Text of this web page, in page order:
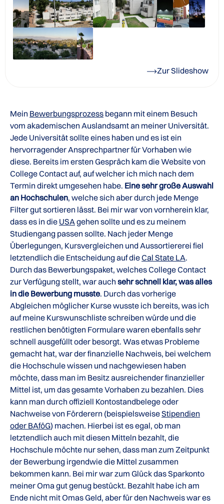
Zur Slideshow
Mein Bewerbungsprozess begann mit einem Besuch
vom akademischen Auslandsamt an meiner Universität.
Jede Universität sollte eines haben und es ist ein
hervorragender Ansprechpartner für Vorhaben wie
diese. Bereits im ersten Gespräch kam die Website von
College Contact auf, auf welcher ich mich nach dem
Termin direkt umgesehen habe. Eine sehr große Auswahl
an Hochschulen, welche sich aber durch jede Menge
Filter gut sortieren lässt. Bei mir war von vornherein klar,
dass es in die USAgehen sollte und es zu meinem
Studiengang passen sollte. Nach jeder Menge
Überlegungen, Kursvergleichen und Aussortiererei fiel
letztendlich die Entscheidung auf dieCal State LA.
Durch das Bewerbungspaket, welches College Contact
zur Verfügung stellt, war auch sehr schnell klar, was alles
in die Bewerbung musste. Durch das vorherige
Abgleichen möglicher Kurse wusste ich bereits, was ich
auf meine Kurswunschliste schreiben würde und die
restlichen benötigten Formulare waren ebenfalls sehr
schnell ausgefüllt oder besorgt. Was etwas Probleme
gemacht hat, war der finanzielle Nachweis, bei welchem
die Hochschule wissen und nachgewiesen haben
möchte, dass man im Besitz ausreichender finanzieller
Mittel ist, um das gesamte Vorhaben zu bezahlen. Dies
kann man durch offiziell Kontostandbelege oder
Nachweise von Förderern (beispielsweiseStipendien
oder BAföG) machen. Hierbei ist es egal, ob man
letztendlich auch mit diesen Mitteln bezahlt, die
Hochschule möchte nur sehen, dass man zum Zeitpunkt
der Bewerbung irgendwie die Mittel zusammen
bekommen kann. Bei mir war zum Glück das Sparkonto
meiner Oma gut genug bestückt. Bezahlt habe ich am
Ende nicht mit Omas Geld, aber für den Nachweis war es